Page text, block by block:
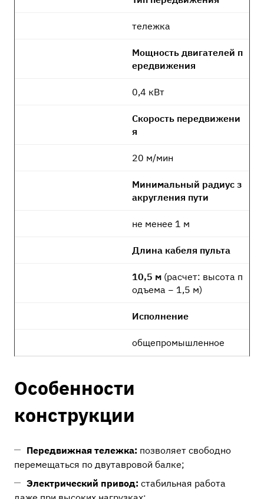
тележка
Мощность двигателей п
ередвижения
0,4 кВт
Скорость передвижени
я
20 м/мин
Минимальный радиус з
акругления пути
не менее 1 м
Длина кабеля пульта
10,5 м (расчет: высота п
одъема − 1,5 м)
Исполнение
общепромышленное
Особенности
конструкции
Передвижная тележка: позволяет свободно
перемещаться по двутавровой балке;
Электрический привод: стабильная работа